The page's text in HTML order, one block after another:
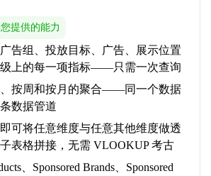
提供的能力
告组、投放目标、广告、展示位置
级上的每一项指标——只需一次查询
按周和按月的聚合——同一个数据
数据管道
可将任意维度与任意其他维度做透
表格拼接，无需 VLOOKUP 考古
、Sponsored Brands、Sponsored